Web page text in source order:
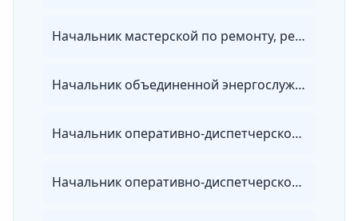
Начальник мастерской по ремонту, регулировке и установке коммерческих приборов учета энергии
Начальник объединенной энергослужбы
Начальник оперативно-диспетчерской службы тепловых сетей
Начальник оперативно-диспетчерской службы электрических сетей